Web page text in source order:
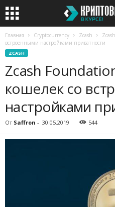
Главная Cryptocurrency Zcash
встроенными настройками приватности
ZCASH
Zcash
кошелек со
настройками
От Saffron - 30.05.2019 544